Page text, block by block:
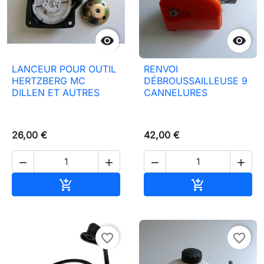

LANCEUR POUR OUTIL
HERTZBERG MC
DILLEN ET AUTRES
26,00 €
 


RENVOI
DÉBROUSSAILLEUSE 9
CANNELURES
42,00 €
 

favorite_border favorite_border